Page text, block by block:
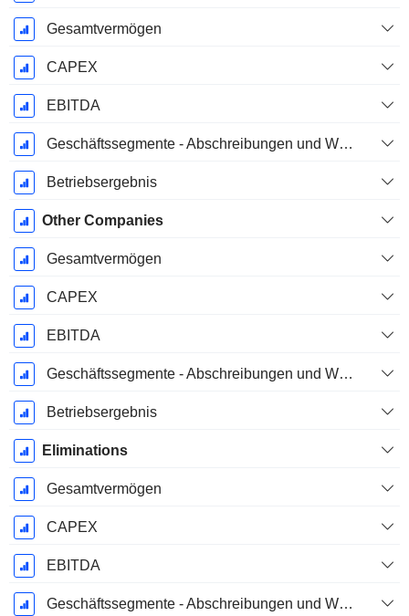
Gesamtvermögen
CAPEX
EBITDA
Geschäftssegmente - Abschreibungen und Wertminderungen
Betriebsergebnis
Other Companies
Gesamtvermögen
CAPEX
EBITDA
Geschäftssegmente - Abschreibungen und Wertminderungen
Betriebsergebnis
Eliminations
Gesamtvermögen
CAPEX
EBITDA
Geschäftssegmente - Abschreibungen und Wertminderungen